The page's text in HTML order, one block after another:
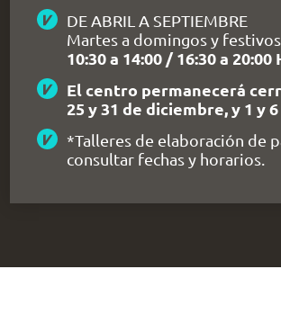
DE ABRIL A SEPTIEMBRE
Martes a domingos y festivos
10:30 a 14:00 / 16:30 a 20:00
El centro permanecerá
25 y 31 de diciembre, y 1 y
*Talleres de elaboración de
consultar fechas y horarios.